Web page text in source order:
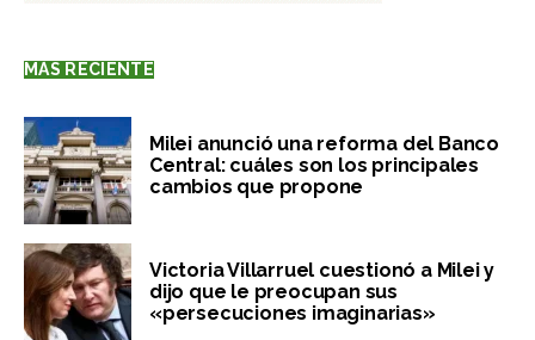
MÁS RECIENTE
Milei anunció una reforma del Banco
Central: cuáles son los principales
cambios que propone
Victoria Villarruel cuestionó a Milei y
dijo que le preocupan sus
«persecuciones imaginarias»